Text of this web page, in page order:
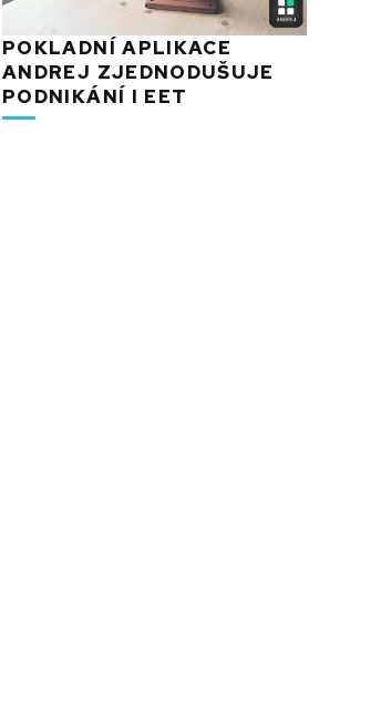
POKLADNÍ APLIKACE
ANDREJ ZJEDNODUŠUJE
PODNIKÁNÍ I EET